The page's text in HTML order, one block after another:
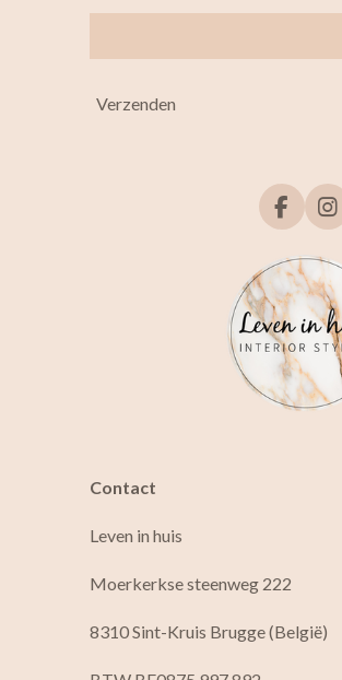
Verzenden
F
a
c
e
b
o
o
k
I
n
s
t
a
g
r
m
Contact
Leven in huis
Moerkerkse steenweg 222
8310 Sint-Kruis Brugge (België)